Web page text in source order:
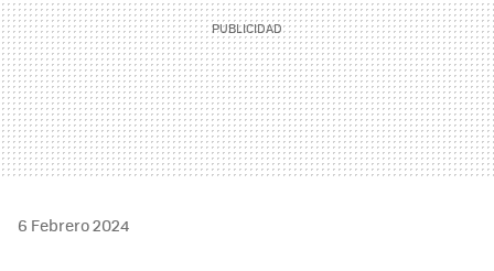
6 Febrero 2024